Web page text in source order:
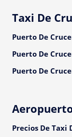
Taxi De
Puerto De
Puerto De
Puerto De
Precios De Taxi